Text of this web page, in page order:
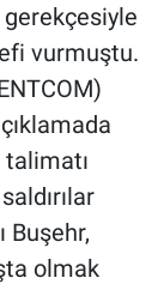
vurmuştu.
talimatı
Buşehr,
olmak